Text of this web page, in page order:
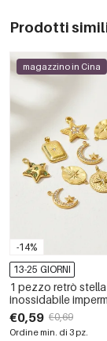
Prodotti
-14%
magazzino in Cina
13-25 GIORNI
1 pezzo retrò
inossidabile
oro ciondolo da
€0,59 €0,69
Ordine min. di 3 pz.